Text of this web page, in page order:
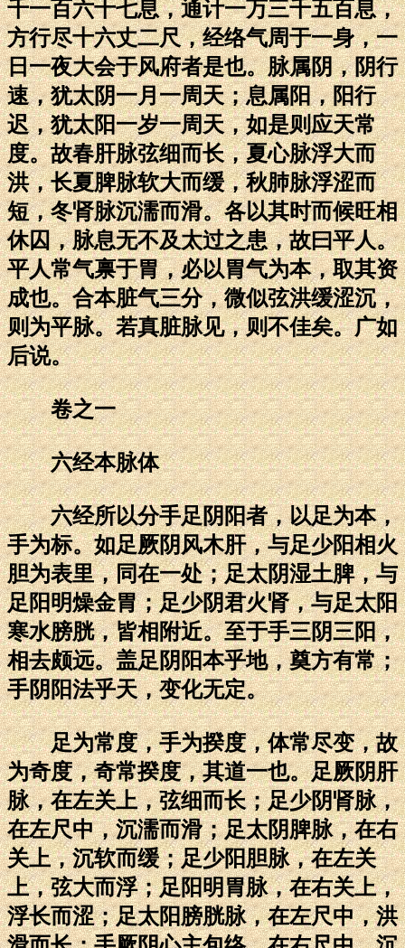
千一百六十七息，通计一万三千五百息，
方行尽十六丈二尺，经络气周于一身，一
日一夜大会于风府者是也。脉属阴，阴行
速，犹太阴一月一周天；息属阳，阳行
迟，犹太阳一岁一周天，如是则应天常
度。故春肝脉弦细而长，夏心脉浮大而
洪，长夏脾脉软大而缓，秋肺脉浮涩而
短，冬肾脉沉濡而滑。各以其时而候旺相
休囚，脉息无不及太过之患，故曰平人。
平人常气禀于胃，必以胃气为本，取其资
成也。合本脏气三分，微似弦洪缓涩沉，
则为平脉。若真脏脉见，则不佳矣。广如
后说。
卷之一
六经本脉体
六经所以分手足阴阳者，以足为本，
手为标。如足厥阴风木肝，与足少阳相火
胆为表里，同在一处；足太阴湿土脾，与
足阳明燥金胃；足少阴君火肾，与足太阳
寒水膀胱，皆相附近。至于手三阴三阳，
相去颇远。盖足阴阳本乎地，奠方有常；
手阴阳法乎天，变化无定。
足为常度，手为揆度，体常尽变，故
为奇度，奇常揆度，其道一也。足厥阴肝
脉，在左关上，弦细而长；足少阴肾脉，
在左尺中，沉濡而滑；足太阴脾脉，在右
关上，沉软而缓；足少阳胆脉，在左关
上，弦大而浮；足阳明胃脉，在右关上，
浮长而涩；足太阳膀胱脉，在左尺中，洪